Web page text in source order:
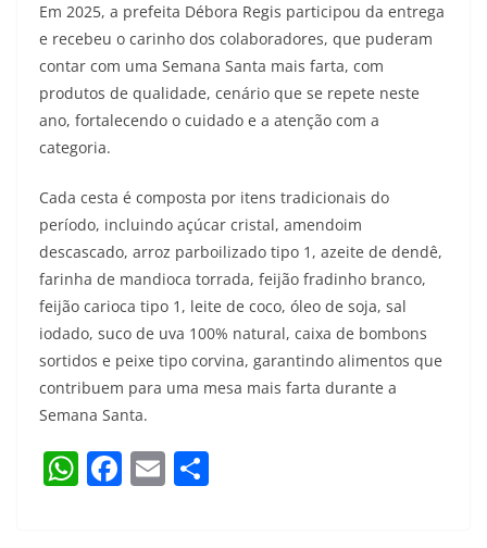
Em 2025, a prefeita Débora Regis participou da entrega
e recebeu o carinho dos colaboradores, que puderam
contar com uma Semana Santa mais farta, com
produtos de qualidade, cenário que se repete neste
ano, fortalecendo o cuidado e a atenção com a
categoria.
Cada cesta é composta por itens tradicionais do
período, incluindo açúcar cristal, amendoim
descascado, arroz parboilizado tipo 1, azeite de dendê,
farinha de mandioca torrada, feijão fradinho branco,
feijão carioca tipo 1, leite de coco, óleo de soja, sal
iodado, suco de uva 100% natural, caixa de bombons
sortidos e peixe tipo corvina, garantindo alimentos que
contribuem para uma mesa mais farta durante a
Semana Santa.
W F E